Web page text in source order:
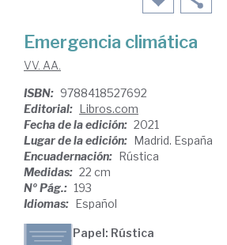
Emergencia climática
VV. AA.
ISBN: 9788418527692
Editorial: Libros.com
Fecha de la edición: 2021
Lugar de la edición: Madrid. España
Encuadernación: Rústica
Medidas: 22 cm
Nº Pág.: 193
Idiomas: Español
Papel: Rústica